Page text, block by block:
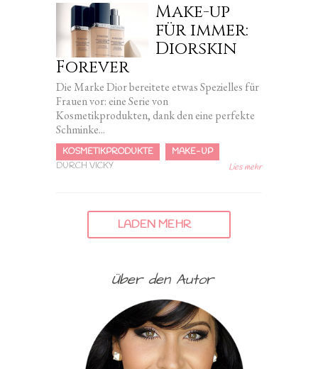
Make-up
für immer:
Diorskin
Forever
Die Marke Dior bereitete etwas Spezielles für
Frauen vor: eine Serie von
Kosmetikprodukten, dank den eine perfekte
Schminke...
KOSMETIKPRODUKTE
MAKE-UP
DURCH VICKY
Lies mehr
LADEN MEHR
Über den Autor